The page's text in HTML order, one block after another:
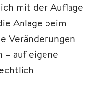
mit der Auflage
Anlage beim
Veränderungen –
– auf eigene